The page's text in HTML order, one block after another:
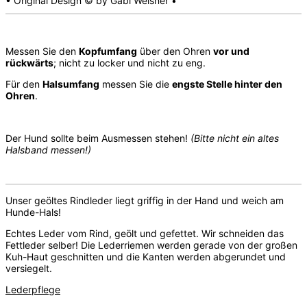
Messen Sie den Kopfumfang über den Ohren vor und
rückwärts; nicht zu locker und nicht zu eng.
Für den Halsumfang messen Sie die engste Stelle hinter den
Ohren.
Der Hund sollte beim Ausmessen stehen! (Bitte nicht ein altes
Halsband messen!)
Unser geöltes Rindleder liegt griffig in der Hand und weich am
Hunde-Hals!
Echtes Leder vom Rind, geölt und gefettet. Wir schneiden das
Fettleder selber! Die Lederriemen werden gerade von der großen
Kuh-Haut geschnitten und die Kanten werden abgerundet und
versiegelt.
Lederpflege